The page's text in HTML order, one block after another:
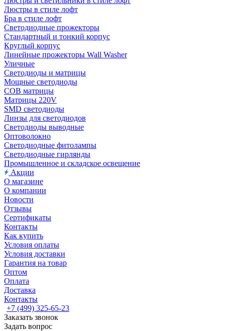
Люстры в стиле лофт
Бра в стиле лофт
Светодиодные прожекторы
Стандартный и тонкий корпус
Круглый корпус
Линейные прожекторы Wall Washer
Уличные
Светодиоды и матрицы
Мощные светодиоды
COB матрицы
Матрицы 220V
SMD светодиоды
Линзы для светодиодов
Светодиоды выводные
Оптоволокно
Светодиодные фитолампы
Светодиодные гирлянды
Промышленное и складское освещение
Акции
О магазине
О компании
Новости
Отзывы
Сертификаты
Контакты
Как купить
Условия оплаты
Условия доставки
Гарантия на товар
Оптом
Оплата
Доставка
Контакты
+7 (499) 325-65-23
Заказать звонок
Задать вопрос